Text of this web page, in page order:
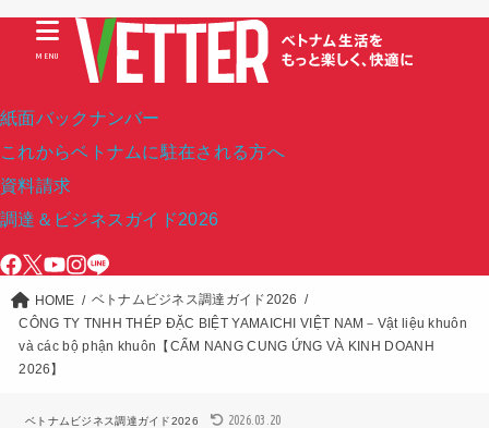
紙面バックナンバー
これからベトナムに駐在される方へ
資料請求
調達＆ビジネスガイド2026
MENU
HOME
ベトナムビジネス調達ガイド2026
CÔNG TY TNHH THÉP ĐẶC BIỆT YAMAICHI VIỆT NAM－Vật liệu khuôn
và các bộ phận khuôn【CẨM NANG CUNG ỨNG VÀ KINH DOANH
2026】
ベトナムビジネス調達ガイド2026 2026.03.20